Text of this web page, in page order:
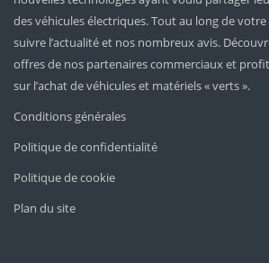
des véhicules électriques. Tout au long de
suivre l’actualité et nos nombreux avis.
offres de nos partenaires commerciaux et
sur l’achat de véhicules et matériels « verts ».
Conditions générales
Politique de confidentialité
Politique de cookie
Plan du site